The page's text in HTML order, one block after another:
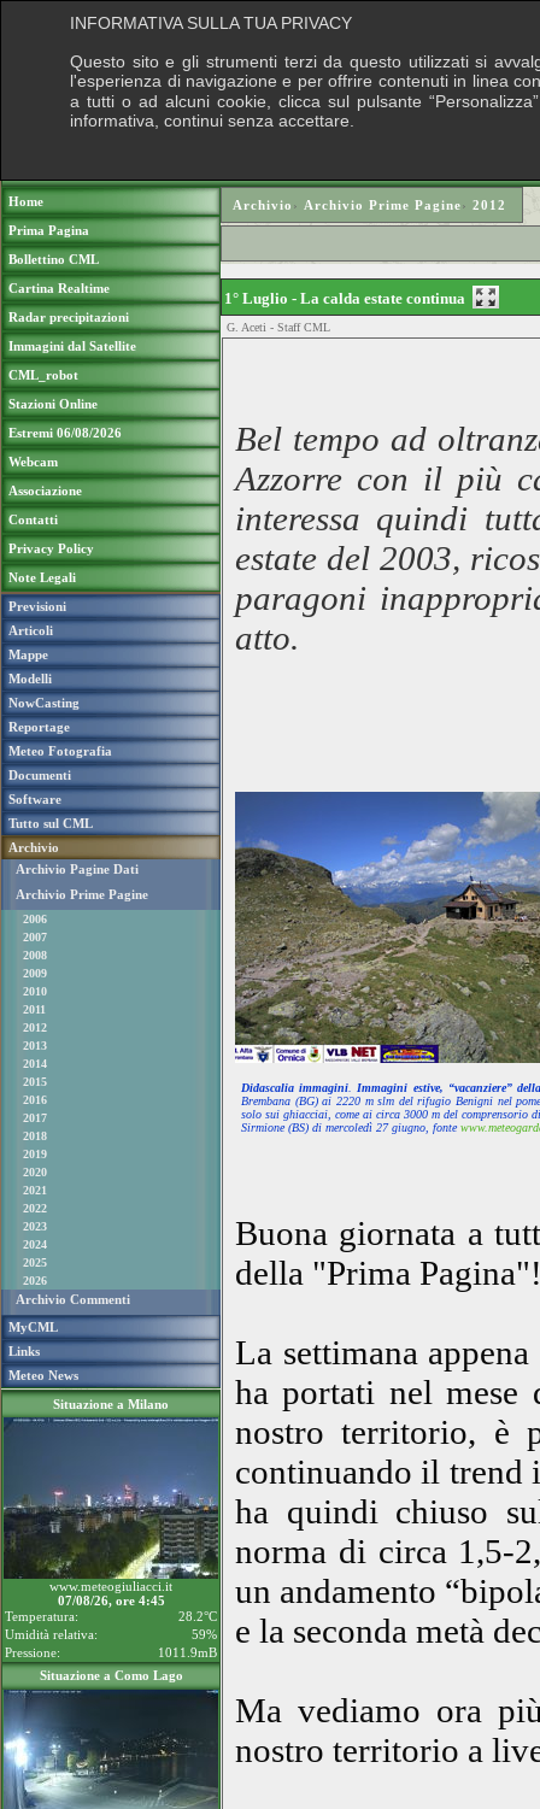
Home
Prima Pagina
Bollettino CML
Cartina Realtime
Radar precipitazioni
Immagini dal Satellite
CML_robot
Stazioni Online
Estremi 06/08/2026
Webcam
Associazione
Contatti
Privacy Policy
Note Legali
Previsioni
Articoli
Mappe
Modelli
NowCasting
Reportage
Meteo Fotografia
Documenti
Software
Tutto sul CML
Archivio
Archivio Pagine Dati
Archivio Prime Pagine
2006
2007
2008
2009
2010
2011
2012
2013
2014
2015
2016
2017
2018
2019
2020
2021
2022
2023
2024
2025
2026
Archivio Commenti
MyCML
Links
Meteo News
Situazione a Milano
www.meteogiuliacci.it
07/08/26, ore 4:45
Temperatura:
28.2°C
Umidità relativa:
59%
Pressione:
1011.9mB
Situazione a Como Lago
Archivio › Archivio Prime Pagine› 2012
1° Luglio - La calda estate continua
G. Aceti - Staff CML
Bel tempo ad
Azzorre con il più
interessa quindi
estate del 2003,
paragoni
atto.
Didascalia immagini
Immagini estive, “vacanziere”
Brembana (BG) ai 2220 m slm del rifugio Benigni nel
solo sui ghiacciai, come ai circa 3000 m del comprensorio
Sirmione (BS) di mercoledì 27 giugno, fonte
Buona giornata a
della "Prima
La settimana
ha portati nel mese
nostro territorio, è
continuando il trend
ha quindi chiuso
norma di circa 1,5-
un andamento
e la seconda metà
Ma vediamo ora
nostro territorio a
INFORMATIVA SULLA TUA PRIVACY
Questo sito e gli strumenti terzi da questo utilizzati si
l'esperienza di navigazione e per offrire contenuti in linea
a tutti o ad alcuni cookie, clicca sul pulsante
informativa, continui senza accettare.